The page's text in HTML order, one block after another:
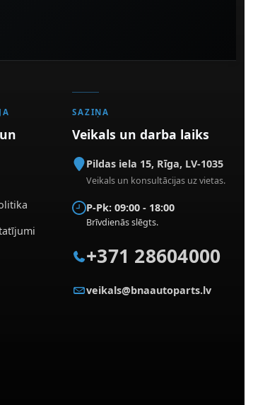
SAZIŅA
Veikals un darba laiks
Pildas iela 15, Rīga, LV-1035
Veikals un konsultācijas uz vietas.
P-Pk: 09:00 - 18:00
Brīvdienās slēgts.
+371 28604000
veikals@bnaautoparts.lv